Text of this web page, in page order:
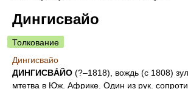
Дингисвайо
Толкование
Дингисвайо
ДИНГИСВÁЙО (?–1818), вождь (с 1808)
мтетва в Юж. Африке. Один из рук.